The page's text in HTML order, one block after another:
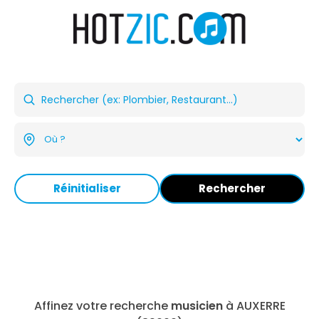
Réinitialiser Rechercher
Affinez votre recherche musicienà AUXERRE